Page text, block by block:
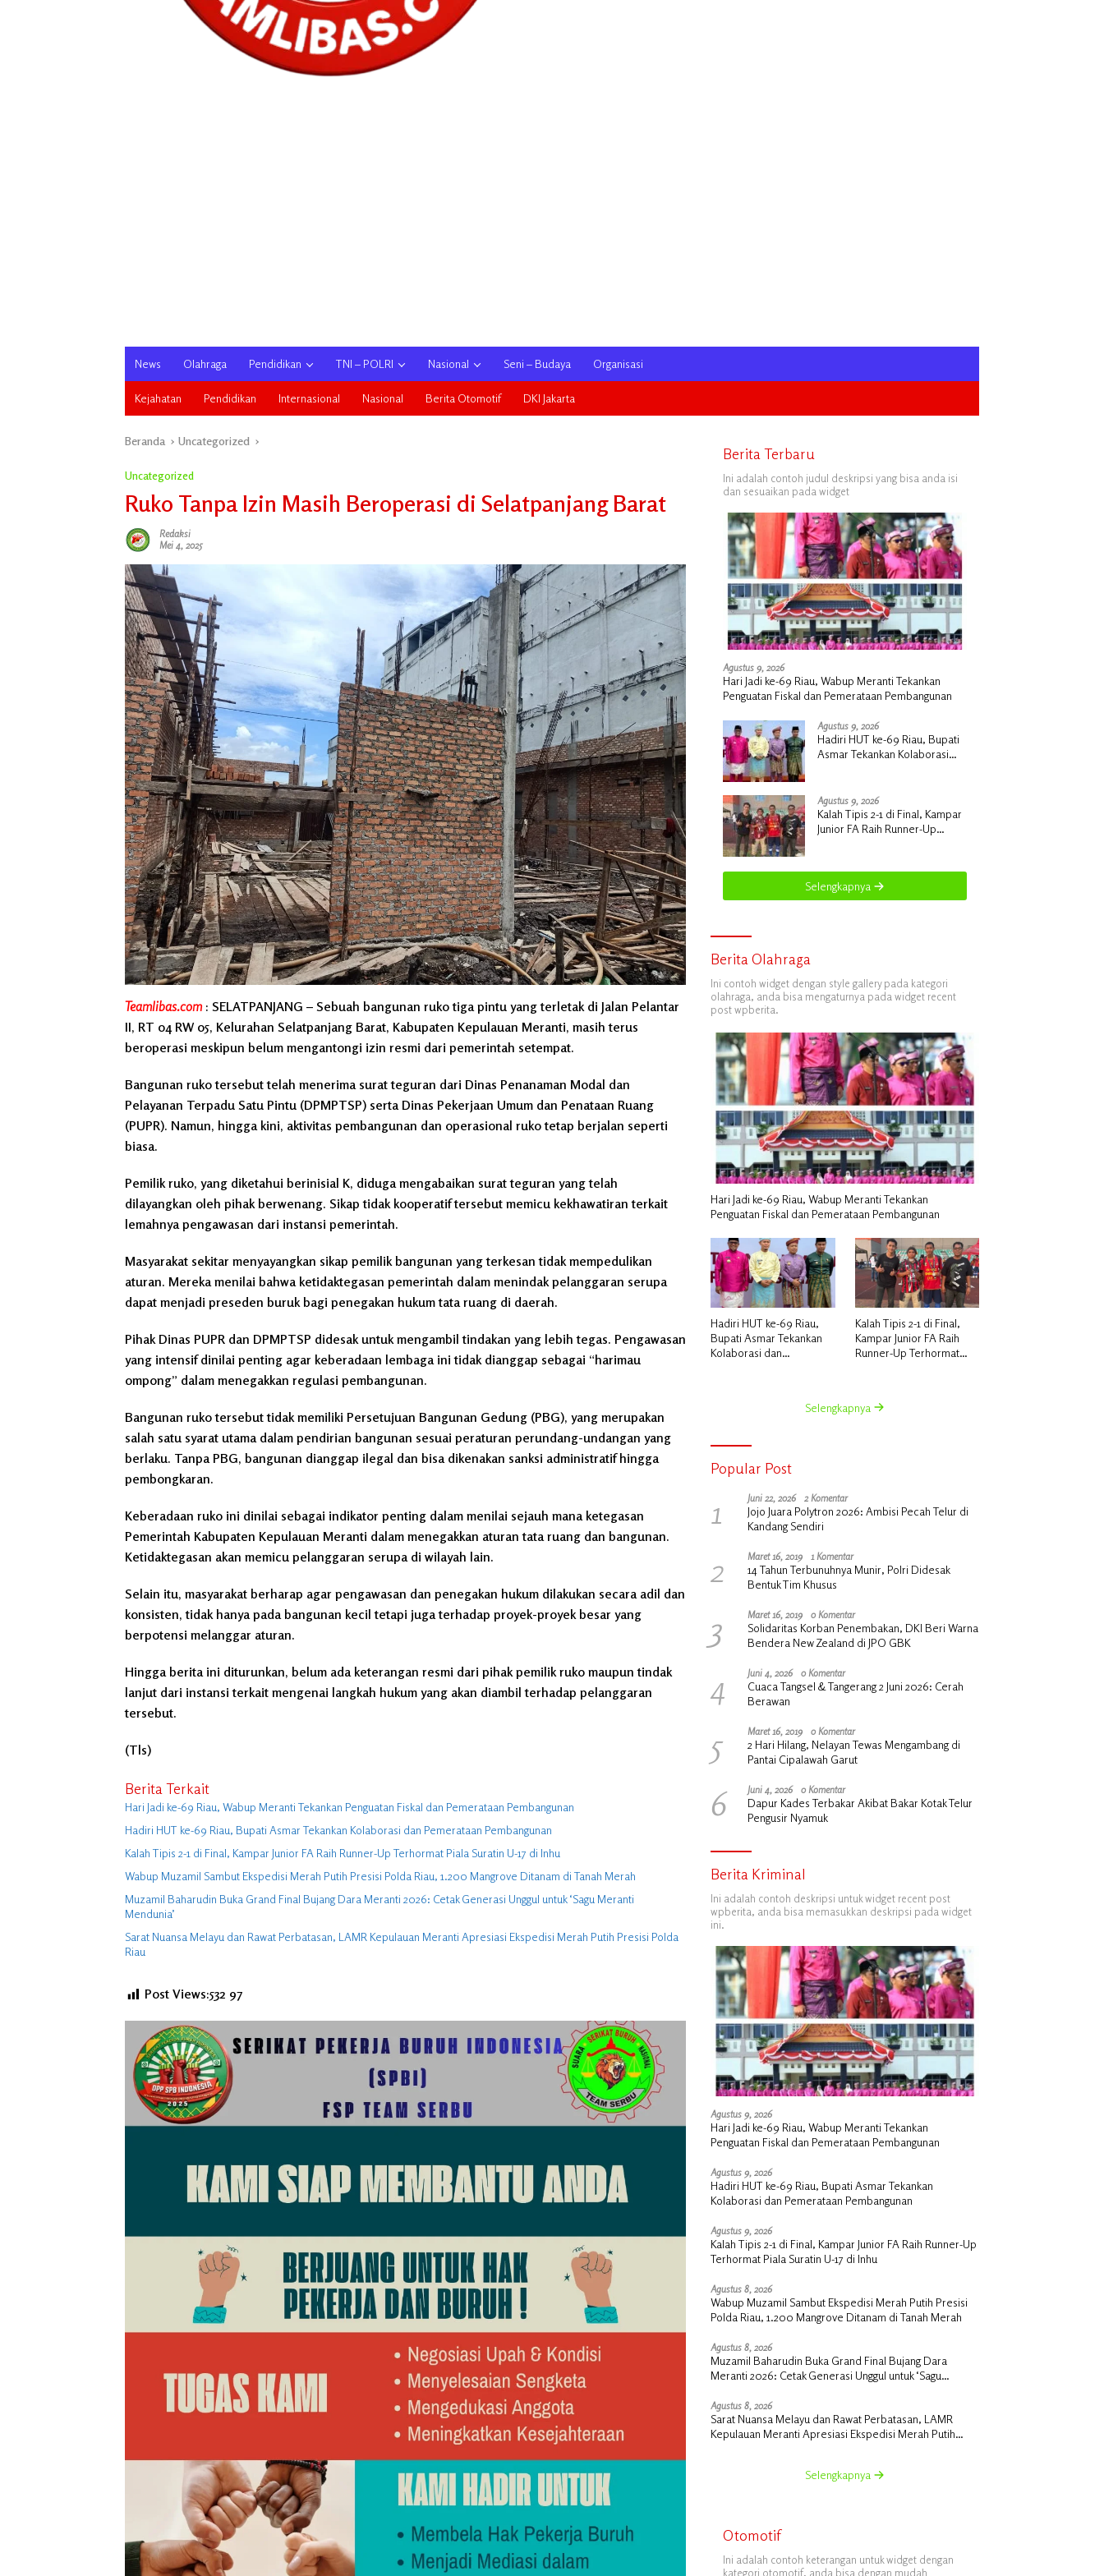
News Olahraga Pendidikan TNI – POLRI Nasional Seni – Budaya Organisasi
Kejahatan Pendidikan Internasional Nasional Berita Otomotif DKI Jakarta
Beranda Uncategorized
Uncategorized
Ruko Tanpa Izin Masih Beroperasi di Selatpanjang Barat
Redaksi
Mei 4, 2025
Teamlibas.com : SELATPANJANG – Sebuah bangunan ruko tiga pintu yang terletak di Jalan Pelantar
II, RT 04 RW 05, Kelurahan Selatpanjang Barat, Kabupaten Kepulauan Meranti, masih terus
beroperasi meskipun belum mengantongi izin resmi dari pemerintah setempat.
Bangunan ruko tersebut telah menerima surat teguran dari Dinas Penanaman Modal dan
Pelayanan Terpadu Satu Pintu (DPMPTSP) serta Dinas Pekerjaan Umum dan Penataan Ruang
(PUPR). Namun, hingga kini, aktivitas pembangunan dan operasional ruko tetap berjalan seperti
biasa.
Pemilik ruko, yang diketahui berinisial K, diduga mengabaikan surat teguran yang telah
dilayangkan oleh pihak berwenang. Sikap tidak kooperatif tersebut memicu kekhawatiran terkait
lemahnya pengawasan dari instansi pemerintah.
Masyarakat sekitar menyayangkan sikap pemilik bangunan yang terkesan tidak mempedulikan
aturan. Mereka menilai bahwa ketidaktegasan pemerintah dalam menindak pelanggaran serupa
dapat menjadi preseden buruk bagi penegakan hukum tata ruang di daerah.
Pihak Dinas PUPR dan DPMPTSP didesak untuk mengambil tindakan yang lebih tegas. Pengawasan
yang intensif dinilai penting agar keberadaan lembaga ini tidak dianggap sebagai “harimau
ompong” dalam menegakkan regulasi pembangunan.
Bangunan ruko tersebut tidak memiliki Persetujuan Bangunan Gedung (PBG), yang merupakan
salah satu syarat utama dalam pendirian bangunan sesuai peraturan perundang-undangan yang
berlaku. Tanpa PBG, bangunan dianggap ilegal dan bisa dikenakan sanksi administratif hingga
pembongkaran.
Keberadaan ruko ini dinilai sebagai indikator penting dalam menilai sejauh mana ketegasan
Pemerintah Kabupaten Kepulauan Meranti dalam menegakkan aturan tata ruang dan bangunan.
Ketidaktegasan akan memicu pelanggaran serupa di wilayah lain.
Selain itu, masyarakat berharap agar pengawasan dan penegakan hukum dilakukan secara adil dan
konsisten, tidak hanya pada bangunan kecil tetapi juga terhadap proyek-proyek besar yang
berpotensi melanggar aturan.
Hingga berita ini diturunkan, belum ada keterangan resmi dari pihak pemilik ruko maupun tindak
lanjut dari instansi terkait mengenai langkah hukum yang akan diambil terhadap pelanggaran
tersebut.
(Tls)
Berita Terkait
Hari Jadi ke-69 Riau, Wabup Meranti Tekankan Penguatan Fiskal dan Pemerataan Pembangunan
Hadiri HUT ke-69 Riau, Bupati Asmar Tekankan Kolaborasi dan Pemerataan Pembangunan
Kalah Tipis 2-1 di Final, Kampar Junior FA Raih Runner-Up Terhormat Piala Suratin U-17 di Inhu
Wabup Muzamil Sambut Ekspedisi Merah Putih Presisi Polda Riau, 1.200 Mangrove Ditanam di Tanah Merah
Muzamil Baharudin Buka Grand Final Bujang Dara Meranti 2026: Cetak Generasi Unggul untuk ‘Sagu Meranti
Mendunia’
Sarat Nuansa Melayu dan Rawat Perbatasan, LAMR Kepulauan Meranti Apresiasi Ekspedisi Merah Putih Presisi Polda
Riau
Post Views:532 97
Berita Terbaru
Ini adalah contoh judul deskripsi yang bisa anda isi
dan sesuaikan pada widget
Agustus 9, 2026
Hari Jadi ke-69 Riau, Wabup Meranti Tekankan
Penguatan Fiskal dan Pemerataan Pembangunan
Agustus 9, 2026
Hadiri HUT ke-69 Riau, Bupati
Asmar Tekankan Kolaborasi
Agustus 9, 2026
Kalah Tipis 2-1 di Final, Kampar
Junior FA Raih Runner-Up
Selengkapnya
Berita Olahraga
Ini contoh widget dengan style gallery pada kategori
olahraga, anda bisa mengaturnya pada widget recent
post wpberita.
Hari Jadi ke-69 Riau, Wabup Meranti Tekankan
Penguatan Fiskal dan Pemerataan Pembangunan
Hadiri HUT ke-69 Riau,
Bupati Asmar Tekankan
Kolaborasi dan
Kalah Tipis 2-1 di Final,
Kampar Junior FA Raih
Runner-Up Terhormat
Selengkapnya
Popular Post
1 Juni 22, 2026 2 Komentar
Jojo Juara Polytron 2026: Ambisi Pecah Telur di
Kandang Sendiri
2 Maret 16, 2019 1 Komentar
14 Tahun Terbunuhnya Munir, Polri Didesak
Bentuk Tim Khusus
3 Maret 16, 2019 0 Komentar
Solidaritas Korban Penembakan, DKI Beri Warna
Bendera New Zealand di JPO GBK
4 Juni 4, 2026 0 Komentar
Cuaca Tangsel & Tangerang 2 Juni 2026: Cerah
Berawan
5 Maret 16, 2019 0 Komentar
2 Hari Hilang, Nelayan Tewas Mengambang di
Pantai Cipalawah Garut
6 Juni 4, 2026 0 Komentar
Dapur Kades Terbakar Akibat Bakar Kotak Telur
Pengusir Nyamuk
Berita Kriminal
Ini adalah contoh deskripsi untuk widget recent post
wpberita, anda bisa memasukkan deskripsi pada widget
ini.
Agustus 9, 2026
Hari Jadi ke-69 Riau, Wabup Meranti Tekankan
Penguatan Fiskal dan Pemerataan Pembangunan
Agustus 9, 2026
Hadiri HUT ke-69 Riau, Bupati Asmar Tekankan
Kolaborasi dan Pemerataan Pembangunan
Agustus 9, 2026
Kalah Tipis 2-1 di Final, Kampar Junior FA Raih Runner-Up
Terhormat Piala Suratin U-17 di Inhu
Agustus 8, 2026
Wabup Muzamil Sambut Ekspedisi Merah Putih Presisi
Polda Riau, 1.200 Mangrove Ditanam di Tanah Merah
Agustus 8, 2026
Muzamil Baharudin Buka Grand Final Bujang Dara
Meranti 2026: Cetak Generasi Unggul untuk ‘Sagu
Agustus 8, 2026
Sarat Nuansa Melayu dan Rawat Perbatasan, LAMR
Kepulauan Meranti Apresiasi Ekspedisi Merah Putih
Selengkapnya
Otomotif
Ini adalah contoh keterangan untuk widget dengan
kategori otomotif, anda bisa dengan mudah